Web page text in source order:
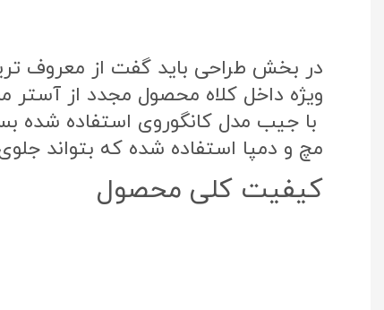
در بخش طراحی باید گفت از معروف
ویژه داخل کلاه محصول مجدد از
با جیب مدل کانگوروی استفاده
مچ و دمپا استفاده شده که بتواند
کیفیت کلی محصول